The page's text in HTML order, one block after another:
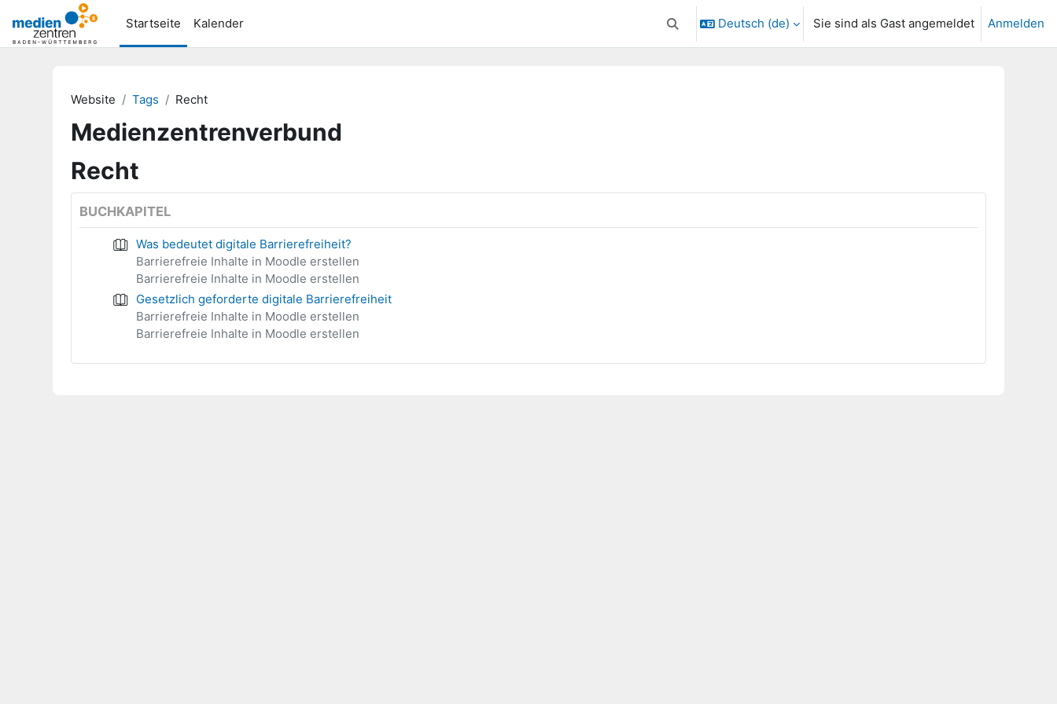
Zum Hauptinhalt
Startseite
Kalender Sucheingabe umschalten
Deutsch ‎(de)‎ Sie sind als Gast angemeldet Anmelden
Website Tags Recht
Medienzentrenverbund
Recht
BUCHKAPITEL
Was bedeutet digitale Barrierefreiheit?
Barrierefreie Inhalte in Moodle erstellen
Barrierefreie Inhalte in Moodle erstellen
Gesetzlich geforderte digitale Barrierefreiheit
Barrierefreie Inhalte in Moodle erstellen
Barrierefreie Inhalte in Moodle erstellen